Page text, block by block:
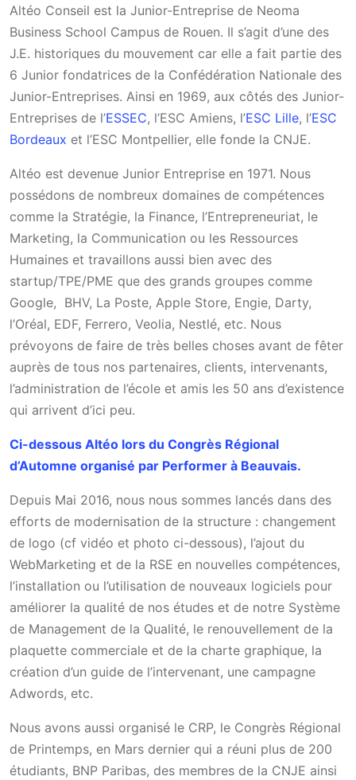
Altéo Conseil est la Junior-Entreprise de Neoma
Business School Campus de Rouen. Il s’agit d’une des
J.E. historiques du mouvement car elle a fait partie des
6 Junior fondatrices de la Confédération Nationale des
Junior-Entreprises. Ainsi en 1969, aux côtés des Junior-
Entreprises de l’ESSEC, l’ESC Amiens, l’ESC Lille, l’ESC
Bordeaux et l’ESC Montpellier, elle fonde la CNJE.
Altéo est devenue Junior Entreprise en 1971. Nous
possédons de nombreux domaines de compétences
comme la Stratégie, la Finance, l’Entrepreneuriat, le
Marketing, la Communication ou les Ressources
Humaines et travaillons aussi bien avec des
startup/TPE/PME que des grands groupes comme
Google, BHV, La Poste, Apple Store, Engie, Darty,
l’Oréal, EDF, Ferrero, Veolia, Nestlé, etc. Nous
prévoyons de faire de très belles choses avant de fêter
auprès de tous nos partenaires, clients, intervenants,
l’administration de l’école et amis les 50 ans d’existence
qui arrivent d’ici peu.
Ci-dessous Altéo lors du Congrès Régional
d’Automne organisé par Performer à Beauvais.
Depuis Mai 2016, nous nous sommes lancés dans des
efforts de modernisation de la structure : changement
de logo (cf vidéo et photo ci-dessous), l’ajout du
WebMarketing et de la RSE en nouvelles compétences,
l’installation ou l’utilisation de nouveaux logiciels pour
améliorer la qualité de nos études et de notre Système
de Management de la Qualité, le renouvellement de la
plaquette commerciale et de la charte graphique, la
création d’un guide de l’intervenant, une campagne
Adwords, etc.
Nous avons aussi organisé le CRP, le Congrès Régional
de Printemps, en Mars dernier qui a réuni plus de 200
étudiants, BNP Paribas, des membres de la CNJE ainsi